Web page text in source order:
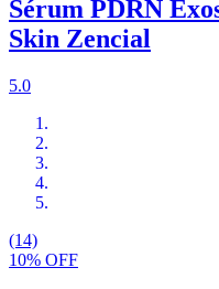
Sérum PDRN
Skin Zencial
5.0
(14)
10% OFF